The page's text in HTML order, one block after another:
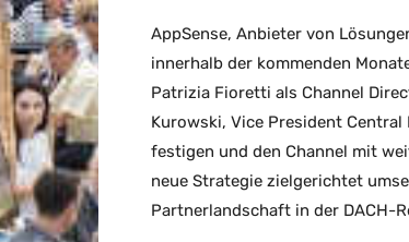
AppSense, Anbieter von
innerhalb der kommenden
Patrizia Fioretti als Channel
Kurowski, Vice President
festigen und den Channel mit
neue Strategie zielgerichtet
Partnerlandschaft in der DACH-